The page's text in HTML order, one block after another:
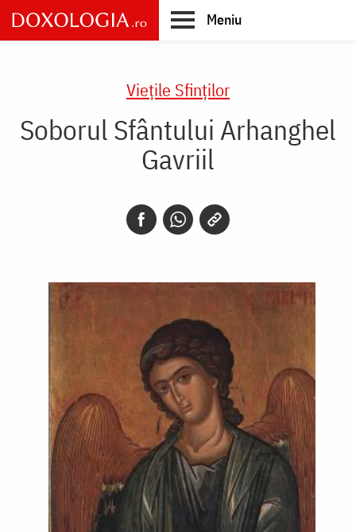
Skip
to
main
Meniu
Vieţile Sfinţilor
Soborul Sfântului Arhanghel
Gavriil